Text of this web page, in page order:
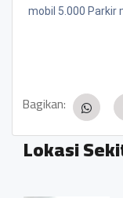
mobil 5.000 Parkir
Bagikan:
Lokasi